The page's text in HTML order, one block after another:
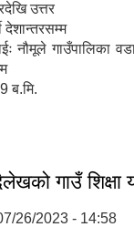
उत्तर
देशान्तरसम्म
नौमूले गाउँपालिका
ब.मि.
गाउँ
26/2023 - 14:58